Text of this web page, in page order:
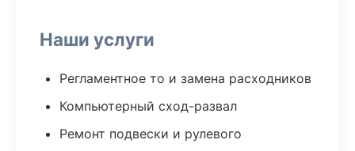
Наши услуги
Регламентное то и замена расходников
Компьютерный сход-развал
Ремонт подвески и рулевого